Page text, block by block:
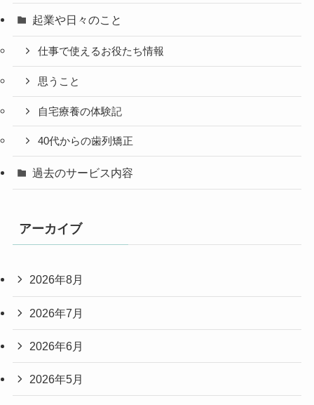
起業や日々のこと
仕事で使えるお役たち情報
思うこと
自宅療養の体験記
40代からの歯列矯正
過去のサービス内容
アーカイブ
2026年8月
2026年7月
2026年6月
2026年5月